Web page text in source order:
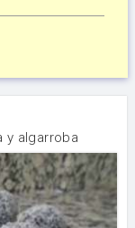
y algarroba